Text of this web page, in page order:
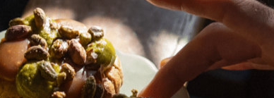
sa vision
par